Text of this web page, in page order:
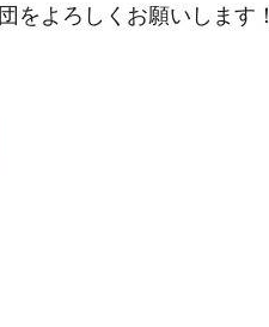
をよろしくお願いします！